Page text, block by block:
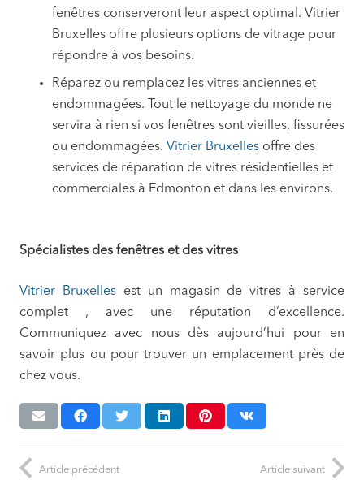
fenêtres conserveront leur aspect optimal. Vitrier
Bruxelles offre plusieurs options de vitrage pour
répondre à vos besoins.
Réparez ou remplacez les vitres anciennes et
endommagées. Tout le nettoyage du monde ne
servira à rien si vos fenêtres sont vieilles, fissurées
ou endommagées. Vitrier Bruxelles offre des
services de réparation de vitres résidentielles et
commerciales à Edmonton et dans les environs.
Spécialistes des fenêtres et des vitres
Vitrier Bruxelles est un magasin de vitres à service
complet , avec une réputation d’excellence.
Communiquez avec nous dès aujourd’hui pour en
savoir plus ou pour trouver un emplacement près de
chez vous.
Article précédent Article suivant